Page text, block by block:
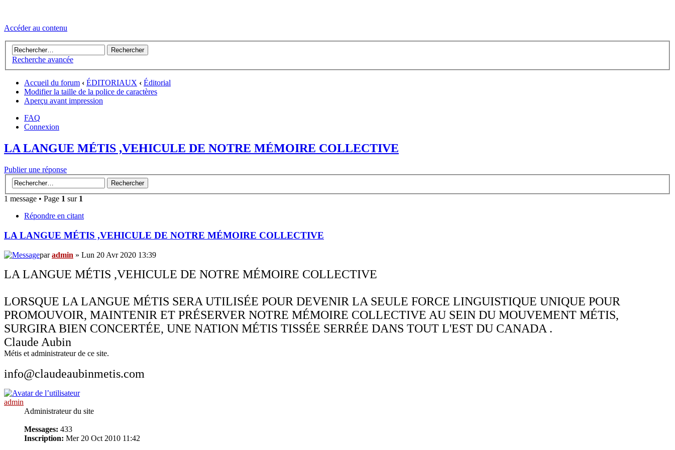
Accéder au contenu
Recherche avancée
Accueil du forum ‹ ÉDITORIAUX ‹ Éditorial
Modifier la taille de la police de caractères
Aperçu avant impression
FAQ
Connexion
LA LANGUE MÉTIS ,VEHICULE DE NOTRE MÉMOIRE COLLECTIVE
Publier une réponse
1 message • Page 1 sur 1
Répondre en citant
LA LANGUE MÉTIS ,VEHICULE DE NOTRE MÉMOIRE COLLECTIVE
paradmin » Lun 20 Avr 2020 13:39
LA LANGUE MÉTIS ,VEHICULE DE NOTRE MÉMOIRE COLLECTIVE
LORSQUE LA LANGUE MÉTIS SERA UTILISÉE POUR DEVENIR LA SEULE FORCE LINGUISTIQUE UNIQUE POUR
PROMOUVOIR, MAINTENIR ET PRÉSERVER NOTRE MÉMOIRE COLLECTIVE AU SEIN DU MOUVEMENT MÉTIS,
SURGIRA BIEN CONCERTÉE, UNE NATION MÉTIS TISSÉE SERRÉE DANS TOUT L'EST DU CANADA .
Claude Aubin
Métis et administrateur de ce site.
info@claudeaubinmetis.com
admin
Administrateur du site
Messages: 433
Inscription: Mer 20 Oct 2010 11:42